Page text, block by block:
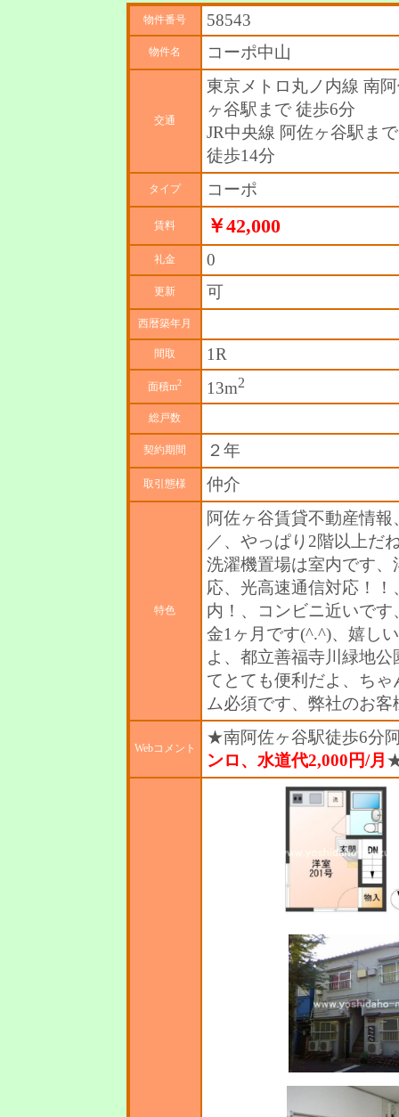
物件番号 58543
物件名 コーポ中山
交通
東京メトロ丸ノ内線 南
ヶ谷駅まで 徒歩6分
JR中央線 阿佐ヶ谷駅まで
徒歩14分
タイプ コーポ
賃料 ￥42,000
礼金 0
更新 可
西暦築年月
間取 1R
面積m2 13m2
総戸数
契約期間 ２年
取引態様 仲介
特色
阿佐ヶ谷賃貸不動産情
／、やっぱり2階以上だ
洗濯機置場は室内です
応、光高速通信対応！
内！、コンビニ近いで
金1ヶ月です(^.^)、嬉し
よ、都立善福寺川緑地
てとても便利だよ、ち
ム必須です、弊社のお
Webコメント
★南阿佐ヶ谷駅徒歩6分
ンロ、水道代2,000円/月